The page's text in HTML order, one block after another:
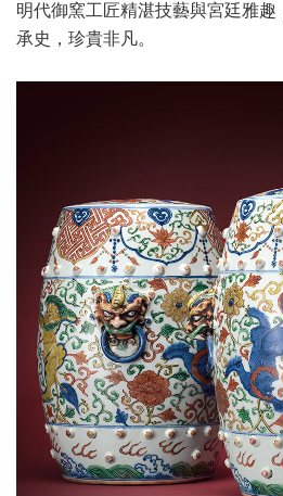
明代御窯工匠精湛技藝與宮廷雅
承史，珍貴非凡。